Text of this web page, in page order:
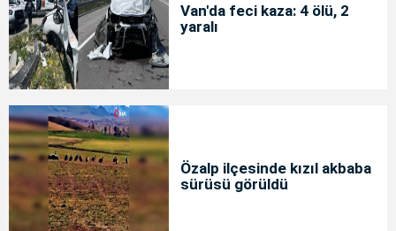
Van'da feci kaza: 4 ölü, 2
yaralı
Özalp ilçesinde kızıl akbaba
sürüsü görüldü